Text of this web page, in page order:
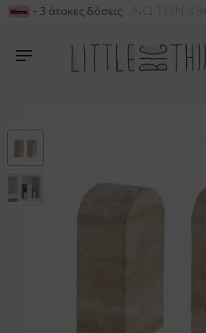
ΓΙΑ ΑΓΟΡΕΣ ΑΝΩ ΤΩΝ 49€
- 3 άτοκες δόσεις